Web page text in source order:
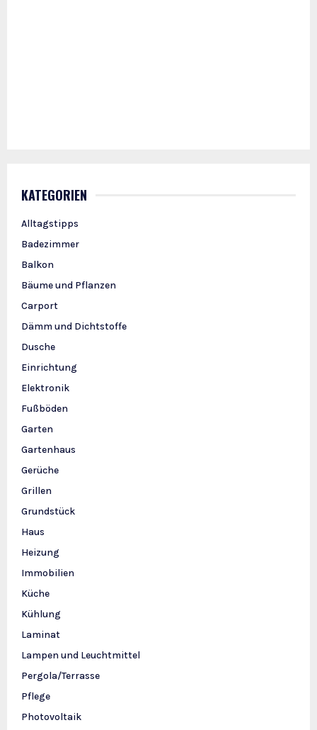
KATEGORIEN
Alltagstipps
Badezimmer
Balkon
Bäume und Pflanzen
Carport
Dämm und Dichtstoffe
Dusche
Einrichtung
Elektronik
Fußböden
Garten
Gartenhaus
Gerüche
Grillen
Grundstück
Haus
Heizung
Immobilien
Küche
Kühlung
Laminat
Lampen und Leuchtmittel
Pergola/Terrasse
Pflege
Photovoltaik